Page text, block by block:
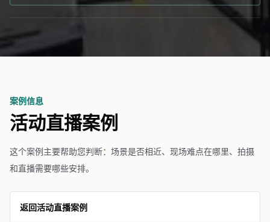
案例信息
活动直播案例
这个案例主要帮助您判断：场景是否相近、现场难点在哪里、拍摄
和直播需要哪些安排。
返回活动直播案例